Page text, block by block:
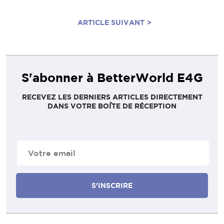
ARTICLE SUIVANT >
S'abonner à BetterWorld E4G
RECEVEZ LES DERNIERS ARTICLES DIRECTEMENT
DANS VOTRE BOÎTE DE RÉCEPTION
mail